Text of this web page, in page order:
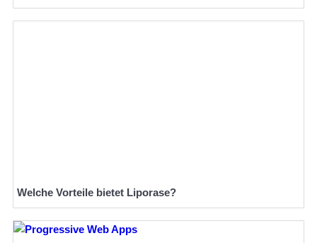
Welche Vorteile bietet Liporase?